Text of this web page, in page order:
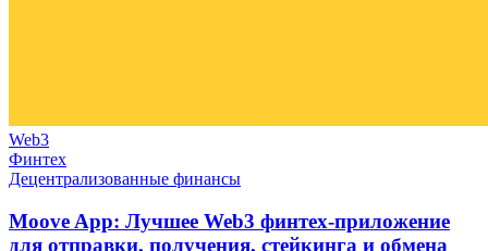
Web3
Финтех
Децентрализованные финансы
Moove App: Лучшее Web3 финтех-приложение
для отправки, получения, стейкинга и обмена